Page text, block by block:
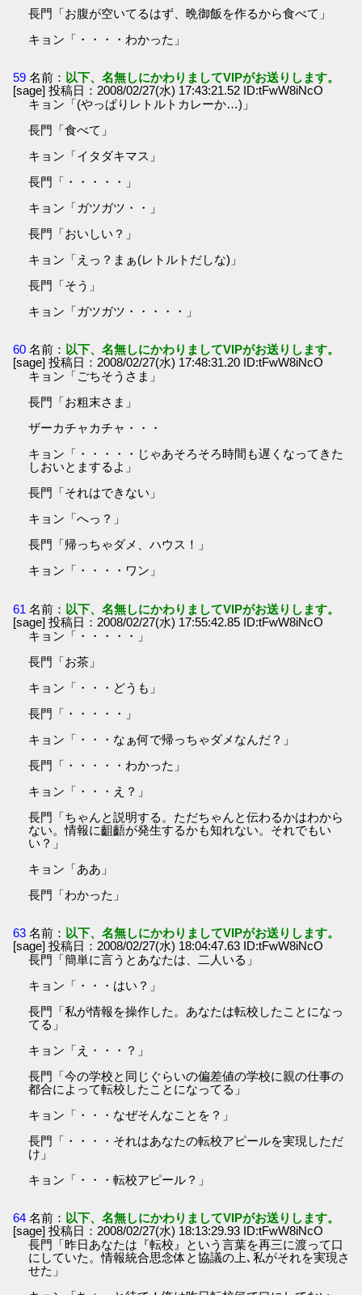
長門「お腹が空いてるはず、晩御飯を作るから食べて」
キョン「・・・・わかった」
59 名前： 以下、名無しにかわりましてVIPがお送りします。
[sage] 投稿日：2008/02/27(水) 17:43:21.52 ID:tFwW8iNcO
キョン「(やっぱりレトルトカレーか…)」
長門「食べて」
キョン「イタダキマス」
長門「・・・・・」
キョン「ガツガツ・・」
長門「おいしい？」
キョン「えっ？まぁ(レトルトだしな)」
長門「そう」
キョン「ガツガツ・・・・・」
60 名前： 以下、名無しにかわりましてVIPがお送りします。
[sage] 投稿日：2008/02/27(水) 17:48:31.20 ID:tFwW8iNcO
キョン「ごちそうさま」
長門「お粗末さま」
ザーカチャカチャ・・・
キョン「・・・・・じゃあそろそろ時間も遅くなってきた
しおいとまするよ」
長門「それはできない」
キョン「へっ？」
長門「帰っちゃダメ、ハウス！」
キョン「・・・・ワン」
61 名前： 以下、名無しにかわりましてVIPがお送りします。
[sage] 投稿日：2008/02/27(水) 17:55:42.85 ID:tFwW8iNcO
キョン「・・・・・」
長門「お茶」
キョン「・・・どうも」
長門「・・・・・」
キョン「・・・なぁ何で帰っちゃダメなんだ？」
長門「・・・・・わかった」
キョン「・・・え？」
長門「ちゃんと説明する。ただちゃんと伝わるかはわから
ない。情報に齟齬が発生するかも知れない。それでもい
い？」
キョン「ああ」
長門「わかった」
63 名前： 以下、名無しにかわりましてVIPがお送りします。
[sage] 投稿日：2008/02/27(水) 18:04:47.63 ID:tFwW8iNcO
長門「簡単に言うとあなたは、二人いる」
キョン「・・・はい？」
長門「私が情報を操作した。あなたは転校したことになっ
てる」
キョン「え・・・？」
長門「今の学校と同じぐらいの偏差値の学校に親の仕事の
都合によって転校したことになってる」
キョン「・・・なぜそんなことを？」
長門「・・・・それはあなたの転校アピールを実現しただ
け」
キョン「・・・転校アピール？」
64 名前： 以下、名無しにかわりましてVIPがお送りします。
[sage] 投稿日：2008/02/27(水) 18:13:29.93 ID:tFwW8iNcO
長門「昨日あなたは『転校』という言葉を再三に渡って口
にしていた。情報統合思念体と協議の上､私がそれを実現さ
せた」